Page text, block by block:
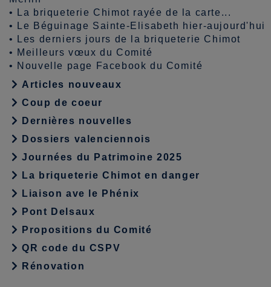
•
La briqueterie Chimot rayée de la carte...
•
Le Béguinage Sainte-Elisabeth hier-aujourd'hui
•
Les derniers jours de la briqueterie Chimot
• Meilleurs vœux du Comité
• Nouvelle page Facebook du Comité
Articles nouveaux
Coup de coeur
Dernières nouvelles
Dossiers valenciennois
Journées du Patrimoine 2025
La briqueterie Chimot en danger
Liaison ave le Phénix
Pont Delsaux
Propositions du Comité
QR code du CSPV
Rénovation